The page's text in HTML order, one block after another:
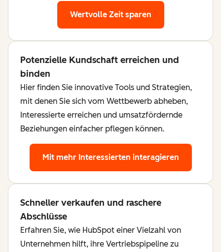
Wertvolle Zeit sparen
Potenzielle Kundschaft erreichen und
binden
Hier finden Sie innovative Tools und Strategien,
mit denen Sie sich vom Wettbewerb abheben,
Interessierte erreichen und umsatzfördernde
Beziehungen einfacher pflegen können.
Mit mehr Interessierten interagieren
Schneller verkaufen und raschere
Abschlüsse
Erfahren Sie, wie HubSpot einer Vielzahl von
Unternehmen hilft, ihre Vertriebspipeline zu